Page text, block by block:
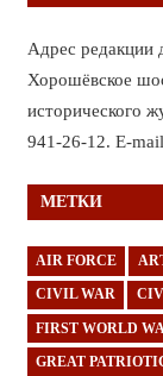
Адрес редакции
Хорошёвское
исторического
941-26-12. E-
МЕТКИ
AIR FORCE
CIVIL WAR
FIRST WORLD
GREAT